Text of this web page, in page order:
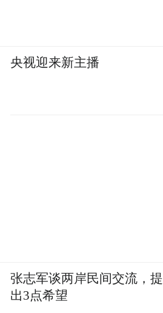
央视迎来新主播
张志军谈两岸民间交流，提
出3点希望